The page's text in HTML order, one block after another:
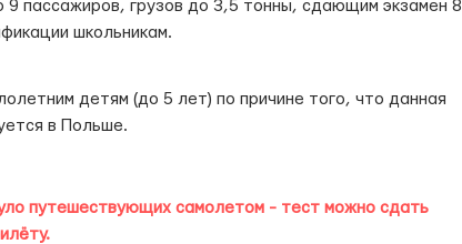
пассажиров, грузов до 3,5 тонны, сдающим экзамен 8
школьникам.
детям (до 5 лет) по причине того, что данная
в Польше.
путешествующих самолетом - тест можно сдать